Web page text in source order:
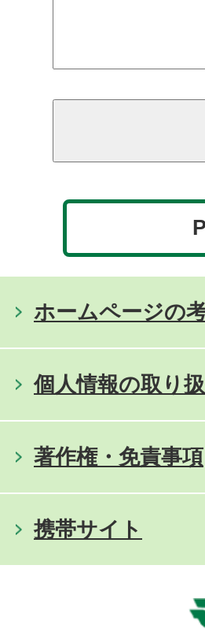
ホームページの
個人情報の取り
著作権・免責事項
携帯サイト